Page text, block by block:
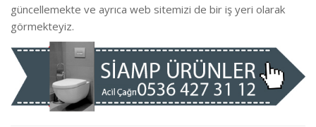
güncellemekte ve ayrıca web sitemizi de bir iş yeri olarak
görmekteyiz.